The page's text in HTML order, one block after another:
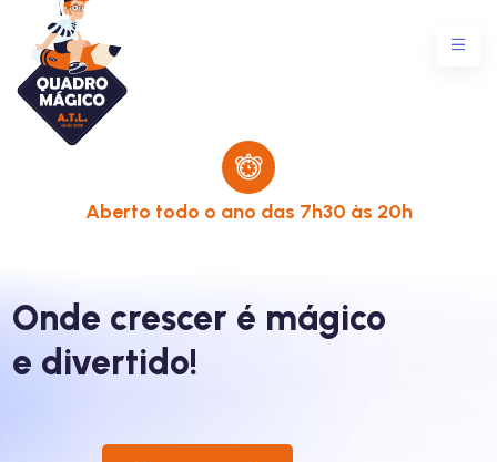
Aberto todo o ano das 7h30 às 20h
Onde crescer é mágico
e divertido!